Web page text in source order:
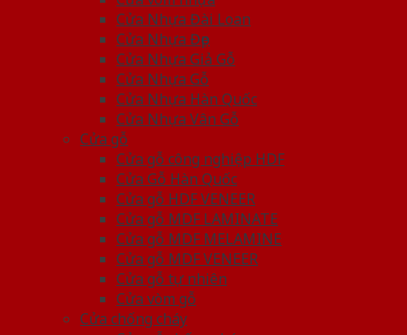
Cửa Nhựa Đài Loan
Cửa Nhựa Đẹp
Cửa Nhựa Giả Gỗ
Cửa Nhựa Gỗ
Cửa Nhựa Hàn Quốc
Cửa Nhựa Vân Gỗ
Cửa gỗ
Cửa gỗ công nghiệp HDF
Cửa Gỗ Hàn Quốc
Cửa gỗ HDF VENEER
Cửa gỗ MDF LAMINATE
Cửa gỗ MDF MELAMINE
Cửa gỗ MDF VENEER
Cửa gỗ tự nhiên
Cửa vòm gỗ
Cửa chống cháy